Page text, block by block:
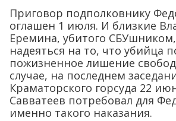
Приговор подполковнику
оглашен 1 июля. И близкие
Еремина, убитого
надеяться на то, что убийца
пожизненное лишение
случае, на последнем
Краматорского горсуда 22
Савватеев потребовал для
именно такого наказания.